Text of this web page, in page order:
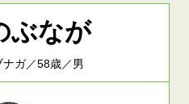
ぶなが
ガ／58歳／男